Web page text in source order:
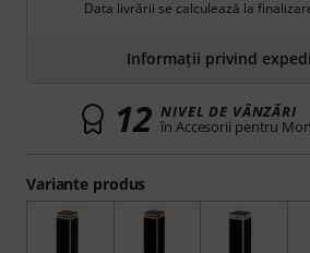
Variante produs
Data livrării se calculează la
Informații privind
12 NIVEL DE VÂNZĂRI
în Accesorii pentru